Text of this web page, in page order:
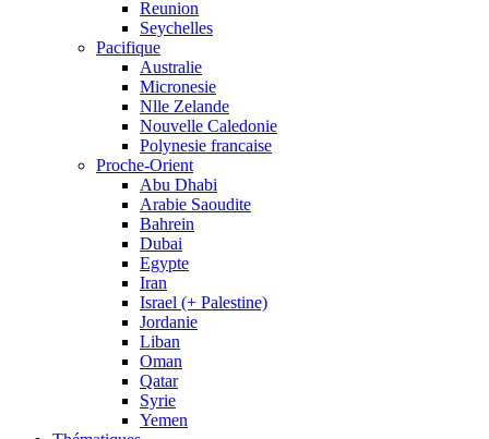
Reunion
Seychelles
Pacifique
Australie
Micronesie
Nlle Zelande
Nouvelle Caledonie
Polynesie francaise
Proche-Orient
Abu Dhabi
Arabie Saoudite
Bahrein
Dubai
Egypte
Iran
Israel (+ Palestine)
Jordanie
Liban
Oman
Qatar
Syrie
Yemen